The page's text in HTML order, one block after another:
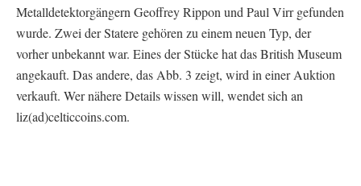
Metalldetektorgängern Geoffrey Rippon und Paul Virr gefunden
wurde. Zwei der Statere gehören zu einem neuen Typ, der
vorher unbekannt war. Eines der Stücke hat das British Museum
angekauft. Das andere, das Abb. 3 zeigt, wird in einer Auktion
verkauft. Wer nähere Details wissen will, wendet sich an
liz(ad)celticcoins.com.